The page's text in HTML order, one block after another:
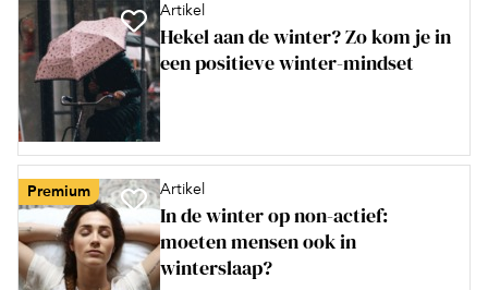
Artikel
Hekel aan de winter? Zo kom je in
een positieve winter-mindset
Premium Artikel
In de winter op non-actief:
moeten mensen ook in
winterslaap?